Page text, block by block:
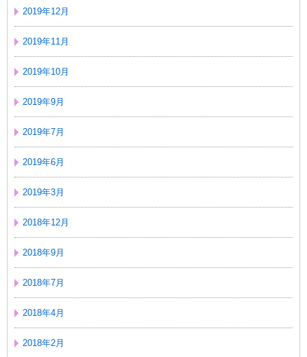
2019年12月
2019年11月
2019年10月
2019年9月
2019年7月
2019年6月
2019年3月
2018年12月
2018年9月
2018年7月
2018年4月
2018年2月